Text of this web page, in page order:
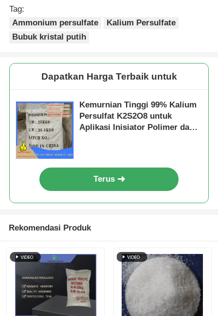
Tag:
Ammonium persulfate
Kalium Persulfate
Bubuk kristal putih
Dapatkan Harga Terbaik untuk
Kemurnian Tinggi 99% Kalium
Persulfat K2S2O8 untuk
Aplikasi Inisiator Polimer dan
Terus
Rekomendasi Produk